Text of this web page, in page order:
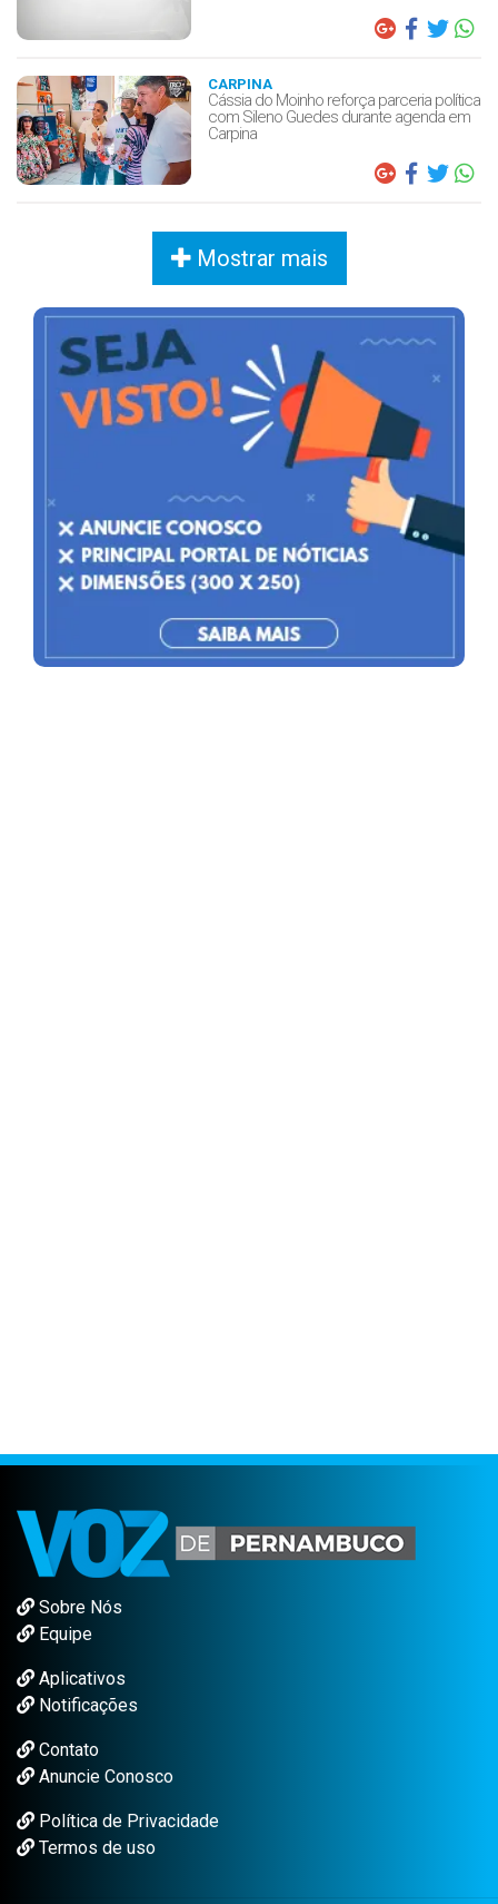
CARPINA
Cássia do Moinho reforça parceria política
com Sileno Guedes durante agenda em
Carpina
Mostrar mais
Sobre Nós
Equipe
Aplicativos
Notificações
Contato
Anuncie Conosco
Política de Privacidade
Termos de uso